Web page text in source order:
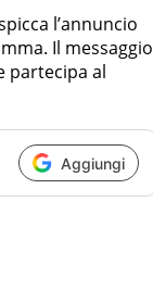
l’annuncio
Il messaggio
partecipa al
Aggiungi